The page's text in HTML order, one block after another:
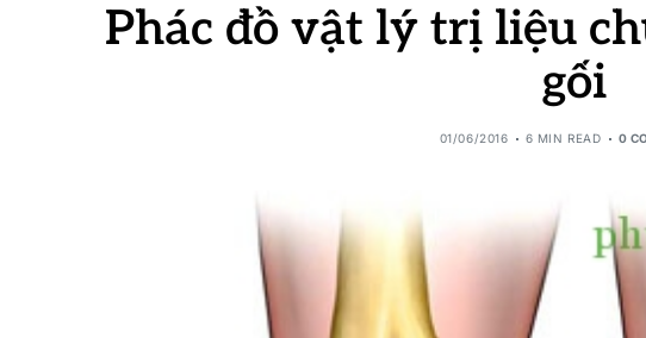
Phác đồ vật lý trị liệu
gối
01/06/2016 6 MIN READ 0